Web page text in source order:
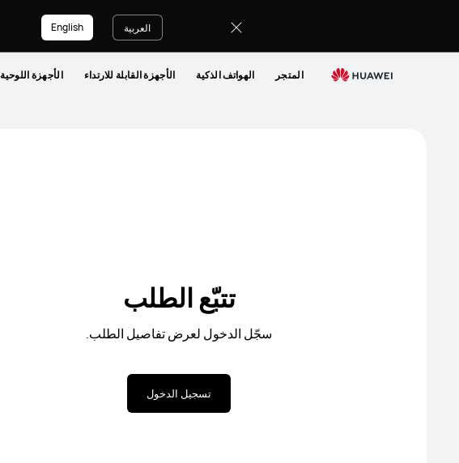
العربية English
المتجر الهواتف الذكية الأجهزة القابلة للارتداء الأجهزة اللوحية
تتبّع الطلب
سجّل الدخول لعرض تفاصيل الطلب.
تسجيل الدخول